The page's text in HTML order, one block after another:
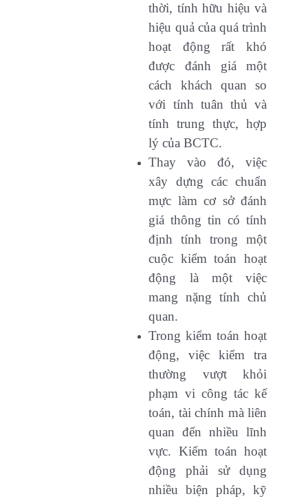
thời, tính hữu hiệu và
hiệu quả của quá trình
hoạt động rất khó
được đánh giá một
cách khách quan so
với tính tuân thủ và
tính trung thực, hợp
lý của BCTC.
Thay vào đó, việc
xây dựng các chuẩn
mực làm cơ sở đánh
giá thông tin có tính
định tính trong một
cuộc kiểm toán hoạt
động là một việc
mang nặng tính chủ
quan.
Trong kiểm toán hoạt
động, việc kiểm tra
thường vượt khỏi
phạm vi công tác kế
toán, tài chính mà liên
quan đến nhiều lĩnh
vực. Kiểm toán hoạt
động phải sử dụng
nhiều biện pháp, kỹ